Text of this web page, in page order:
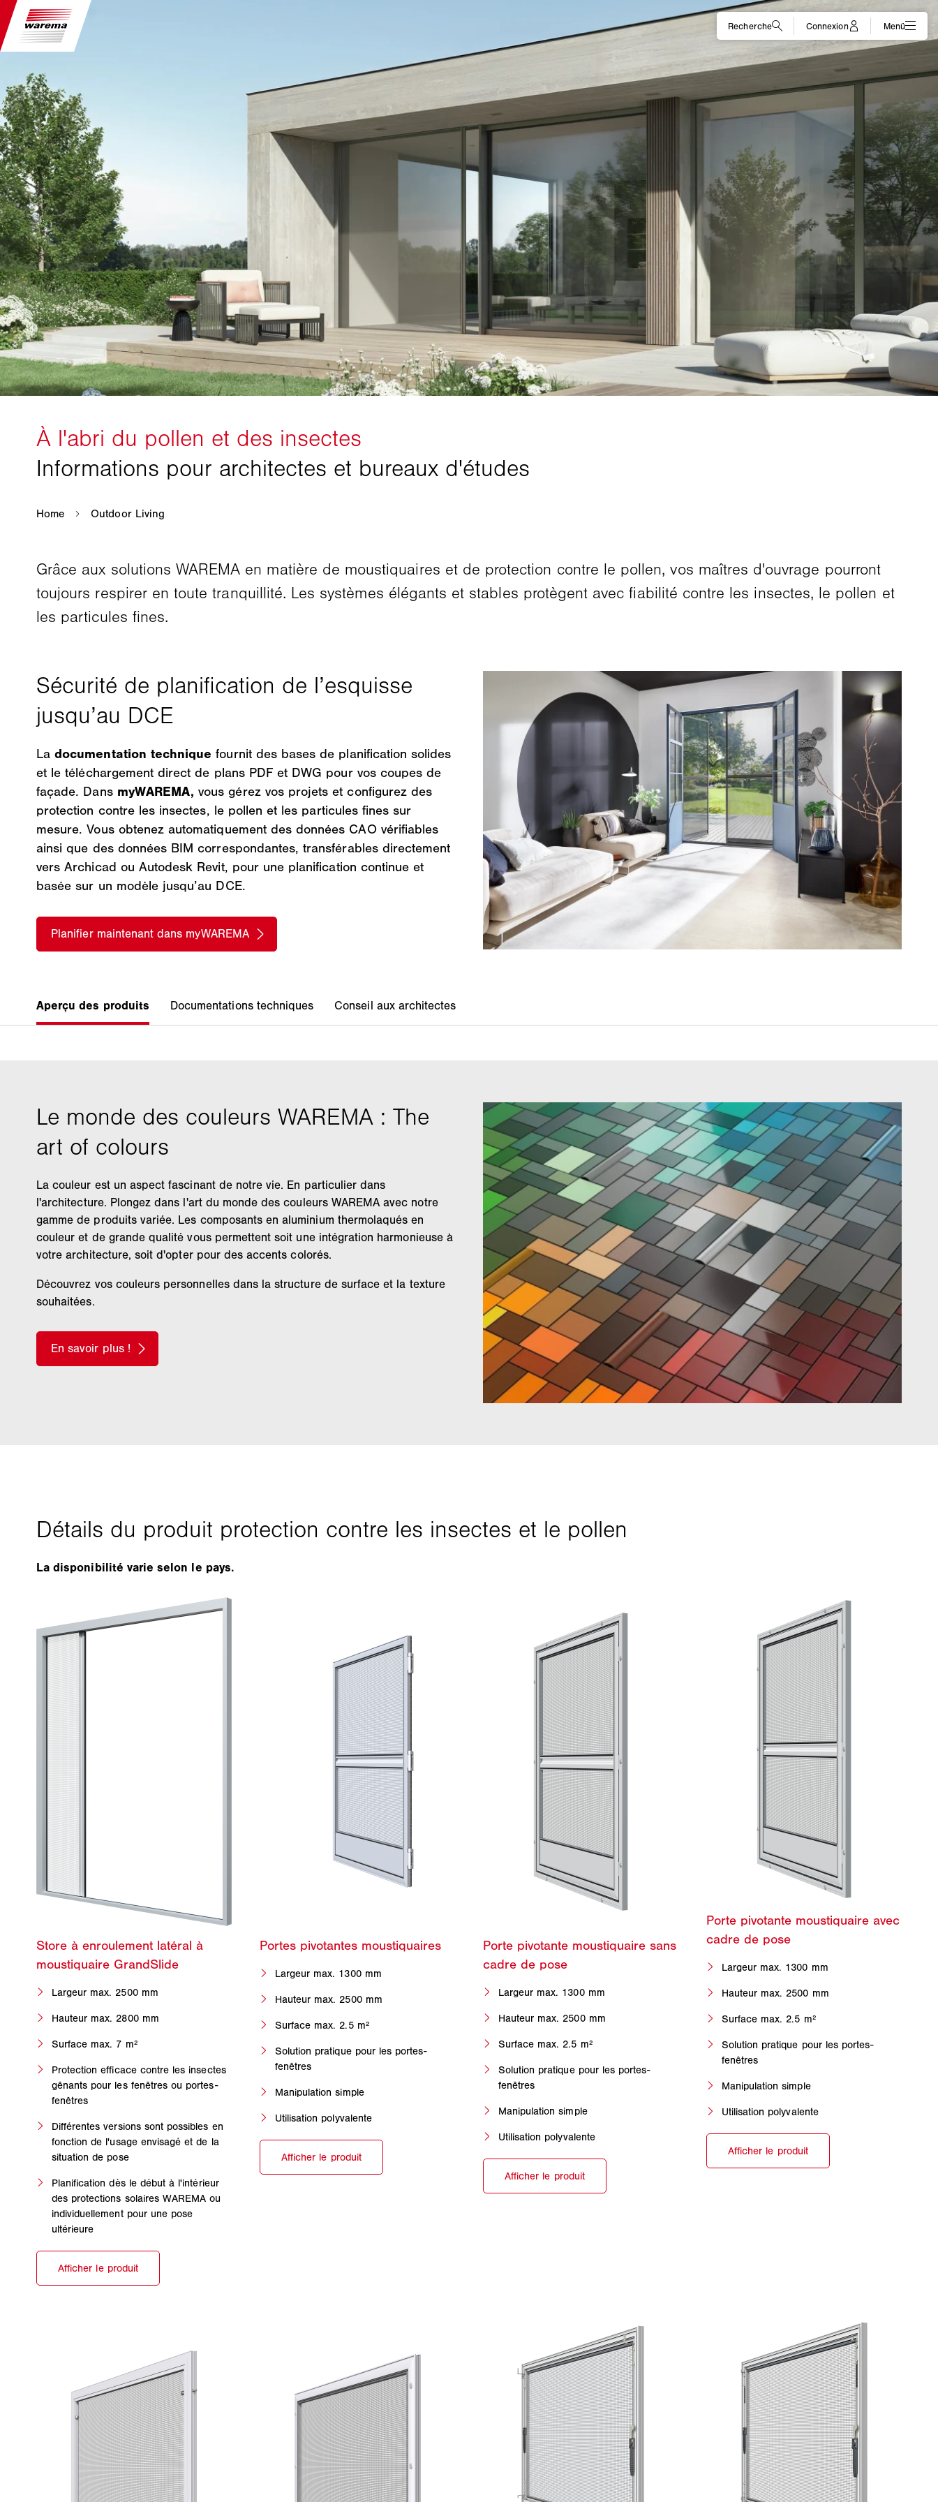
Grâce aux solutions WAREMA en matière de moustiquaires et de protection contre le pollen, vos maîtres d'ouvrage pourront
toujours respirer en toute tranquillité. Les systèmes élégants et stables protègent avec fiabilité contre les insectes, le pollen et
les particules fines.
Ladocumentation techniquefournit des bases de planification solides
et le téléchargement direct de plans PDF et DWG pour vos coupes de
façade. Dans myWAREMA,vous gérez vos projets et configurez des
protection contre les insectes, le pollen et les particules fines sur
mesure. Vous obtenez automatiquement des données CAO vérifiables
ainsi que des données BIM correspondantes, transférables directement
vers Archicad ou Autodesk Revit, pour une planification continue et
basée sur un modèle jusqu’au DCE.
La couleur est un aspect fascinant de notre vie. En particulier dans
l'architecture. Plongez dans l'art du monde des couleurs WAREMA avec notre
gamme de produits variée. Les composants en aluminium thermolaqués en
couleur et de grande qualité vous permettent soit une intégration harmonieuse à
votre architecture, soit d'opter pour des accents colorés.
Découvrez vos couleurs personnelles dans la structure de surface et la texture
souhaitées.
La disponibilité varie selon le pays.
Largeur max. 2500 mm
Hauteur max. 2800 mm
Surface max. 7 m²
Protection efficace contre les insectes
gênants pour les fenêtres ou portes-
fenêtres
Différentes versions sont possibles en
fonction de l'usage envisagé et de la
situation de pose
Planification dès le début à l'intérieur
des protections solaires WAREMA ou
individuellement pour une pose
ultérieure
Largeur max. 1300 mm
Hauteur max. 2500 mm
Surface max. 2.5 m²
Solution pratique pour les portes-
fenêtres
Manipulation simple
Utilisation polyvalente
Largeur max. 1300 mm
Hauteur max. 2500 mm
Surface max. 2.5 m²
Solution pratique pour les portes-
fenêtres
Manipulation simple
Utilisation polyvalente
Largeur max. 1300 mm
Hauteur max. 2500 mm
Surface max. 2.5 m²
Solution pratique pour les portes-
fenêtres
Manipulation simple
Utilisation polyvalente